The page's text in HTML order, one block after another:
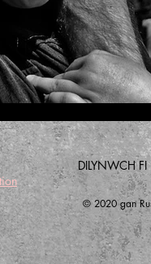
DILYNWCH FI
© 2020 gan